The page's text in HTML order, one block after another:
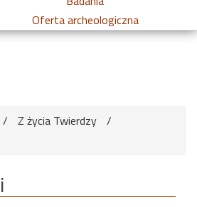
Oferta archeologiczna
/ Z życia Twierdzy /